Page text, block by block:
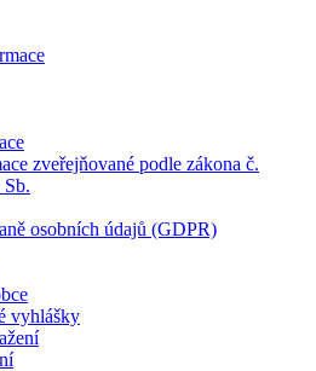
zveřejňované podle zákona č.
Sb.
osobních údajů (GDPR)
vyhlášky